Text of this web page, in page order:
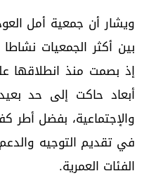
ويشار أن جمعية أمل
بين أكثر الجمعيات
إذ بصمت منذ
أبعاد حاكت إلى حد بعيد
والإجتماعية، بفضل أطر
في تقديم التوجيه
الفئات العمرية.